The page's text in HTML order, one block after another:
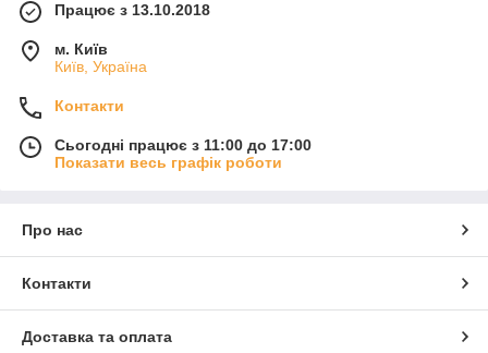
Працює з 13.10.2018
м. Київ
Київ, Україна
Контакти
Сьогодні працює з 11:00 до 17:00
Показати весь графік роботи
Про нас
Контакти
Доставка та оплата